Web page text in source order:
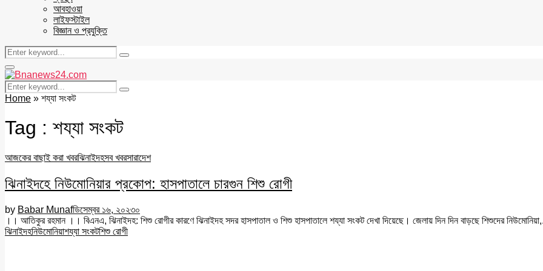
আবহাওয়া
লাইফস্টাইল
বিজ্ঞান ও প্রযুক্তি
Search
for:
Search
Facebook
Twitter
Youtube
Primary
Menu
Search
for:
Search
Home » শয্যা সংকট
Tag : শয্যা সংকট
আজকের বাছাই করা খবরঝিনাইদহসব খবরসারাদেশ
ঝিনাইদহে নিউমোনিয়ার প্রকোপ: হাসপাতালে চারগুন শিশু রোগী
by Babar Munafডিসেম্বর ১৬, ২০২৩০
।। আতিকুর রহমান ।। বিএনএ, ঝিনাইদহ: শিশু রোগীর কারণে ঝিনাইদহ সদর হাসপাতাল ও শিশু হাসপাতালে শয্যা সংকট দেখা দিয়েছে। জেলায় দিন দিন বাড়ছে শিশুদের
ঝিনাইদহনিউমোনিয়াশয্যা সংকটশিশু রোগী